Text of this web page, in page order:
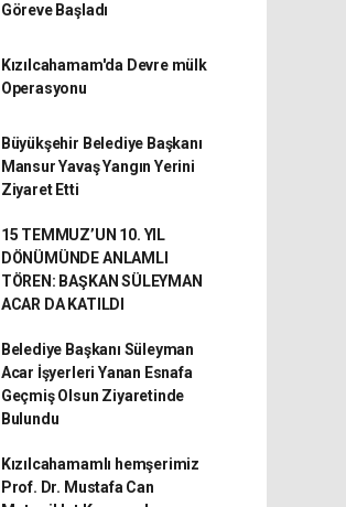
Göreve Başladı
Kızılcahamam'da Devre mülk
Operasyonu
Büyükşehir Belediye Başkanı
Mansur Yavaş Yangın Yerini
Ziyaret Etti
15 TEMMUZ’UN 10. YIL
DÖNÜMÜNDE ANLAMLI
TÖREN: BAŞKAN SÜLEYMAN
ACAR DA KATILDI
Belediye Başkanı Süleyman
Acar İşyerleri Yanan Esnafa
Geçmiş Olsun Ziyaretinde
Bulundu
Kızılcahamamlı hemşerimiz
Prof. Dr. Mustafa Can